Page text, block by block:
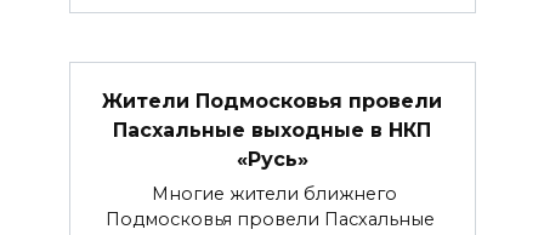
Жители Подмосковья провели
Пасхальные выходные в НКП
«Русь»
Многие жители ближнего
Подмосковья провели Пасхальные